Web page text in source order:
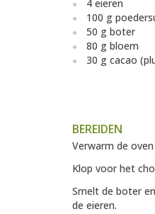
4 eieren
100 g
50 g boter
80 g bloem
30 g cacao
BEREIDEN
Verwarm de
Klop voor het
Smelt de boter
de eieren.